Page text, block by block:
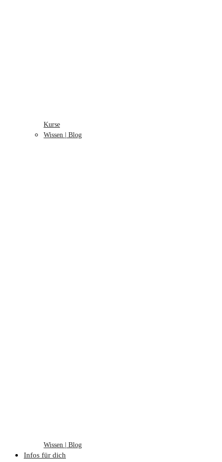
Kurse
Wissen | Blog
Wissen | Blog
Infos für dich